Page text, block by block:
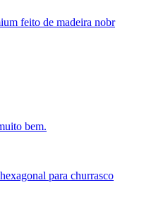
feito de madeira nobr
bem.